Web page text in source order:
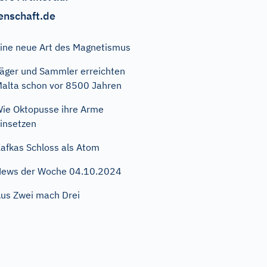
neue Art des Magnetismus
und Sammler erreichten
schon vor 8500 Jahren
Oktopusse ihre Arme
Schloss als Atom
der Woche 04.10.2024
Zwei mach Drei